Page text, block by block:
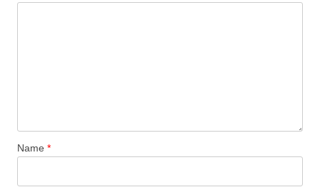
Name *